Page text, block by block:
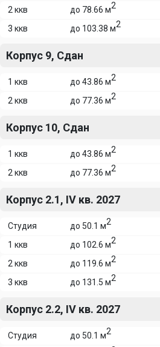
2 ккв
до 78.66 м2
3 ккв
до 103.38 м2
Корпус 9, Сдан
1 ккв до 43.86 м2
2 ккв
до 77.36 м2
Корпус 10, Сдан
1 ккв до 43.86 м2
2 ккв
до 77.36 м2
Корпус 2.1, IV кв. 2027
Студия до 50.1 м2
1 ккв
до 102.6 м2
2 ккв
до 119.6 м2
3 ккв
до 131.5 м2
Корпус 2.2, IV кв. 2027
Студия до 50.1 м2